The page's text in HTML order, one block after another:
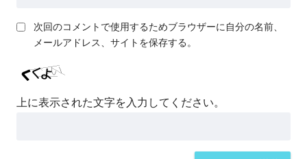
次回のコメントで使用するためブラウザーに自分の名前、
メールアドレス、サイトを保存する。
上に表示された文字を入力してください。